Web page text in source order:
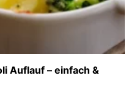
Auflauf – einfach &